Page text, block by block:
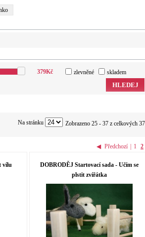
379Kč zlevněné skladem
HLEDEJ
Zobrazeno 25 - 37 z celkových 37
Na stránku
◀ Předchozí | 1 2
vílu
DOBRODĚJ Startovací sada - Učím se
plstit zvířátka